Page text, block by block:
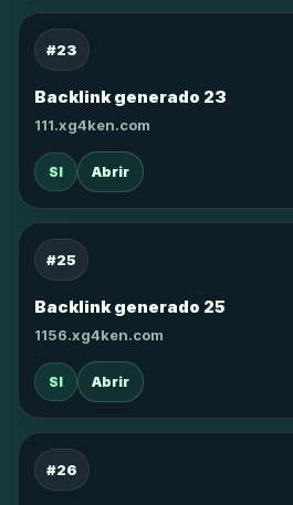
#23
Backlink generado 23
111.xg4ken.com
SI Abrir
#25
Backlink generado 25
1156.xg4ken.com
SI Abrir
#26